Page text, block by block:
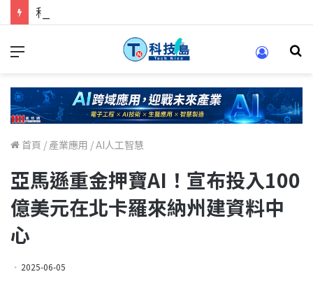
科技人找工作，就到TECH+ 科技專區!
首頁 / 產業應用 /AI人工智慧
亞馬遜重金押寶AI！宣布投入100
億美元在北卡羅來納州建資料中
心
2025-06-05